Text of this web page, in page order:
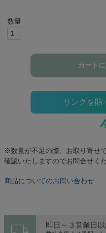
カート
※数量が不足の際、お取り寄せ
確認いたしますのでお問合せくだ
商品についてのお問い合わせ
即日～３営業日